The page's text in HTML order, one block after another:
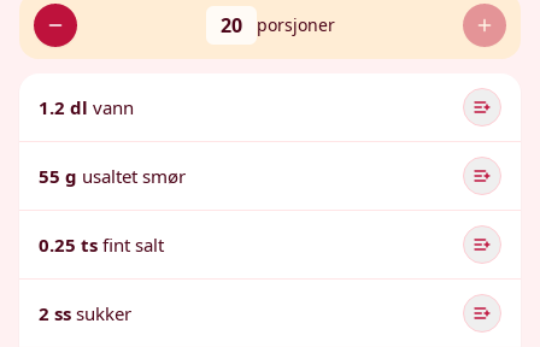
20 porsjoner
1.2 dl vann
55 g usaltet smør
0.25 ts fint salt
2 ss sukker